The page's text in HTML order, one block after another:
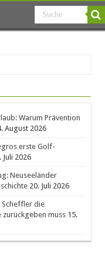
Warum Prävention
August 2026
erste Golf-
Juli 2026
Neuseeländer
20. Juli 2026
Scheffler die
muss 15.